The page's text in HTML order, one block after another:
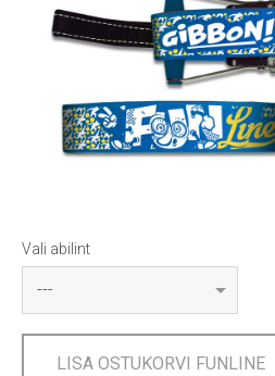
Vali abilint
LISA OSTUKORVI FUNLINE